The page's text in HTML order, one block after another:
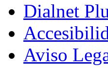
Dialnet
Aviso